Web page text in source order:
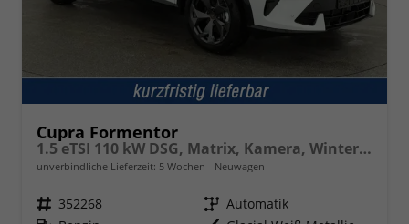
Cupra Formentor
1.5 eTSI 110 kW DSG, Matrix, Kamera, Winter, el. Klappe, 5 J.-Garantie
unverbindliche Lieferzeit: 5 Wochen Neuwagen
Fahrzeugnr. 352268 Getriebe Automatik